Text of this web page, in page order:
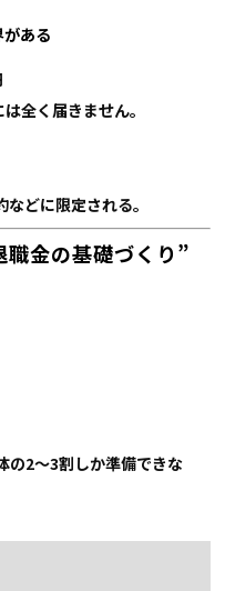
ある
全く届きません。
どに限定される。
金の基礎づくり”
の2〜3割しか準備できな